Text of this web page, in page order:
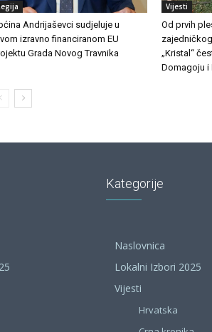
Andrijaševci sudjeluje u
izravno financiranom EU
Grada Novog Travnika
Vijesti
Od prvih
„Kristal“
Domagoju i
Kategorije
Naslovnica
Lokalni Izbori 2025
Vijesti
Hrvatska